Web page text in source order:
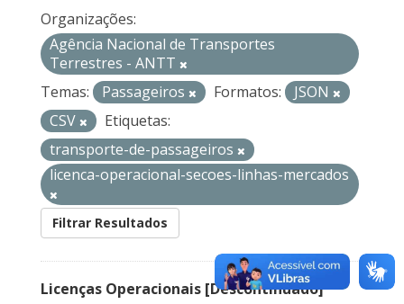
Organizações:
Agência Nacional de Transportes
Terrestres - ANTT
Temas:
Passageiros Formatos:
JSON
CSV
Etiquetas:
transporte-de-passageiros
licenca-operacional-secoes-linhas-mercados
Filtrar Resultados
Licenças Operacionais [Descontinuado]